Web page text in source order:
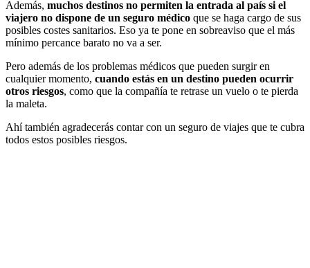
Además, muchos destinos no permiten la entrada al país si el
viajero no dispone de un seguro médico que se haga cargo de sus
posibles costes sanitarios. Eso ya te pone en sobreaviso que el más
mínimo percance barato no va a ser.
Pero además de los problemas médicos que pueden surgir en
cualquier momento, cuando estás en un destino pueden ocurrir
otros riesgos, como que la compañía te retrase un vuelo o te pierda
la maleta.
Ahí también agradecerás contar con un seguro de viajes que te cubra
todos estos posibles riesgos.